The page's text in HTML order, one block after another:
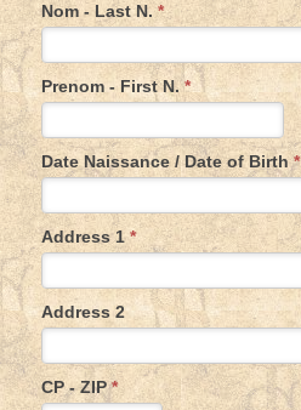
Nom - Last N. *
Prenom - First N.*
Date Naissance / Date of Birth*
Address 1*
Address 2
CP - ZIP*